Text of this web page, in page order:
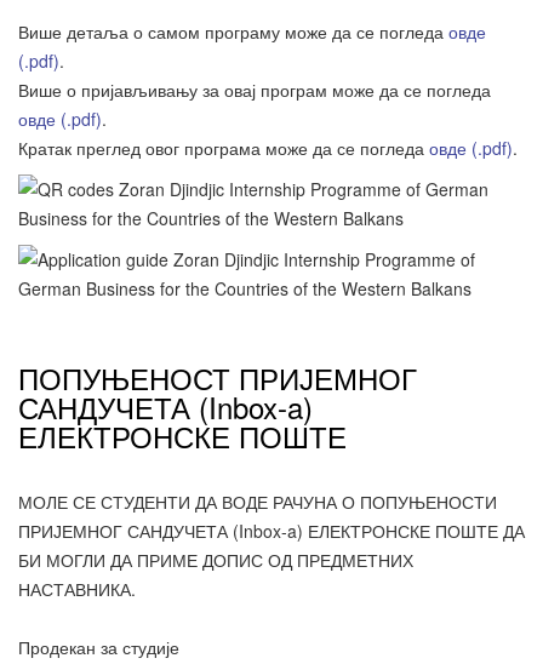
Више детаља о самом програму може да се погледа овде
(.pdf).
Више о пријављивању за овај програм може да се погледа
овде (.pdf).
Кратак преглед овог програма може да се погледа овде (.pdf).
ПОПУЊЕНОСТ ПРИЈЕМНОГ
САНДУЧЕТА (Inbox-a)
ЕЛЕКТРОНСКЕ ПОШТЕ
МОЛЕ СЕ СТУДЕНТИ ДА ВОДЕ РАЧУНА О ПОПУЊЕНОСТИ
ПРИЈЕМНОГ САНДУЧЕТА (Inbox-a) ЕЛЕКТРОНСКЕ ПОШТЕ ДА
БИ МОГЛИ ДА ПРИМЕ ДОПИС ОД ПРЕДМЕТНИХ
НАСТАВНИКА.
Продекан за студије